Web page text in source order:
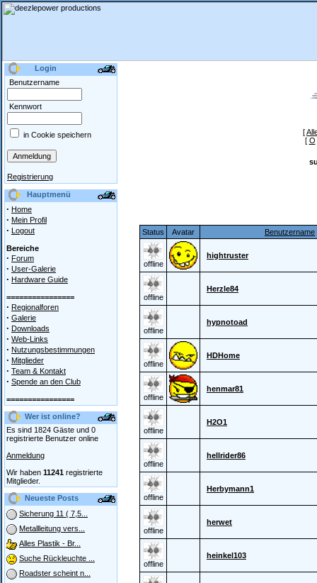
Login
Benutzername
Kennwort
in Cookie speichern
Registrierung
Hauptmenü
· Home
· Mein Profil
· Logout
Bereiche
· Forum
· User-Galerie
· Hardware Guide
================
· Regionalforen
· Galerie
· Downloads
· Web-Links
· Nutzungsbestimmungen
· Mitglieder
· Team & Kontakt
· Spende an den Club
================
Wer ist online?
Es sind 1824 Gäste und 0
registrierte Benutzer online
Anmeldung
Wir haben 11241 registrierte
Mitglieder.
Neueste Posts
Sicherung 11 ( 7,5...
Metallleitung vers...
Alles Plastik - Br...
Suche Rückleuchte ...
Roadster scheint n...
[
[ O
Status Avatar Benutzername
offline
hightruster
offline
Herzle84
offline
hypnotoad
offline
HDHome
offline
henmar81
offline
H2O1
offline
hellrider86
offline
Herbymann1
offline
herwet
offline
heinkel103